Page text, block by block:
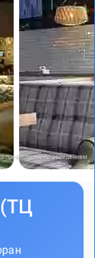
предоставлены заведением